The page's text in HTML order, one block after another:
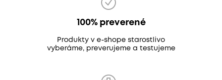
100% preverené
Produkty v e-shope starostlivo
vyberáme, preverujeme a testujeme